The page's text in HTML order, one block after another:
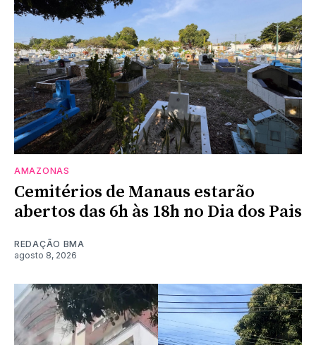
AMAZONAS
Cemitérios de Manaus estarão
abertos das 6h às 18h no Dia dos Pais
REDAÇÃO BMA
agosto 8, 2026